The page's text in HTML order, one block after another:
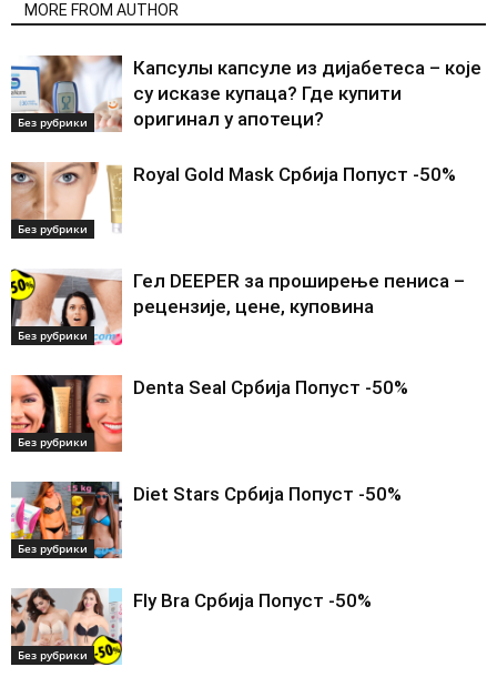
MORE FROM AUTHOR
Без рубрики
Капсулы капсуле из дијабетеса – које
су исказе купаца? Где купити
оригинал у апотеци?
Без рубрики
Royal Gold Mask Србија Попуст -50%
Без рубрики
Гел DEEPER за проширење пениса –
рецензије, цене, куповина
Без рубрики
Denta Seal Србија Попуст -50%
Без рубрики
Diet Stars Србија Попуст -50%
Без рубрики
Fly Bra Србија Попуст -50%